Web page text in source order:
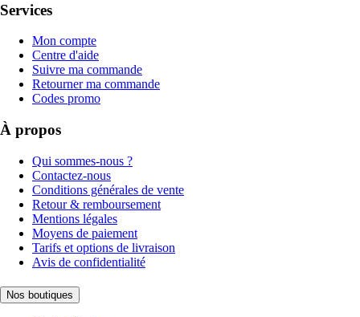
Services
Mon compte
Centre d'aide
Suivre ma commande
Retourner ma commande
Codes promo
À propos
Qui sommes-nous ?
Contactez-nous
Conditions générales de vente
Retour & remboursement
Mentions légales
Moyens de paiement
Tarifs et options de livraison
Avis de confidentialité
Nos boutiques